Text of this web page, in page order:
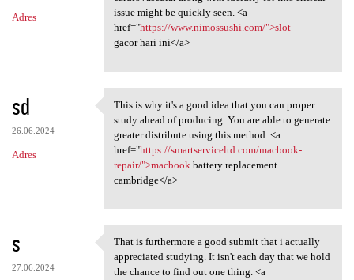
Adres
issue might be quickly seen. <a
href="https://www.nimossushi.com/">slot
gacor hari ini</a>
sd
26.06.2024
Adres
This is why it's a good idea
This is why it's a good idea that you can proper
study ahead of producing. You are able to generate
greater distribute using this method. <a
href="https://smartserviceltd.com/macbook-
repair/">macbook battery replacement
cambridge</a>
s
27.06.2024
That is furthermore a good
That is furthermore a good submit that i actually
appreciated studying. It isn't each day that we hold
the chance to find out one thing. <a